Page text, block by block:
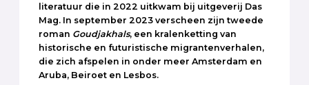
literatuur die in 2022 uitkwam bij uitgeverij Das
Mag. In september 2023 verscheen zijn tweede
roman Goudjakhals, een kralenketting van
historische en futuristische migrantenverhalen,
die zich afspelen in onder meer Amsterdam en
Aruba, Beiroet en Lesbos.